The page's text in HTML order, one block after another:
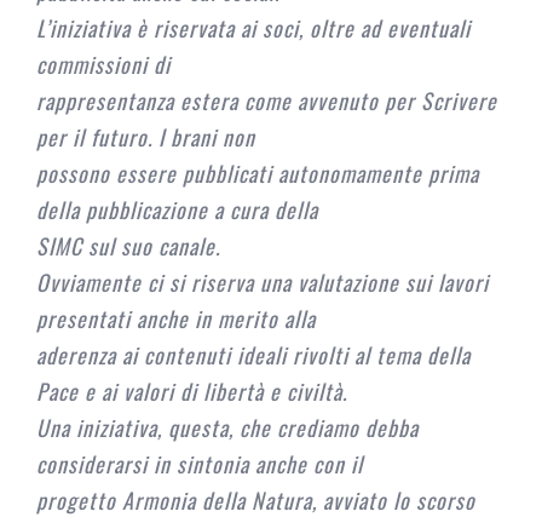
L’iniziativa è riservata ai soci, oltre ad eventuali
commissioni di
rappresentanza estera come avvenuto per Scrivere
per il futuro. I brani non
possono essere pubblicati autonomamente prima
della pubblicazione a cura della
SIMC sul suo canale.
Ovviamente ci si riserva una valutazione sui lavori
presentati anche in merito alla
aderenza ai contenuti ideali rivolti al tema della
Pace e ai valori di libertà e civiltà.
Una iniziativa, questa, che crediamo debba
considerarsi in sintonia anche con il
progetto Armonia della Natura, avviato lo scorso